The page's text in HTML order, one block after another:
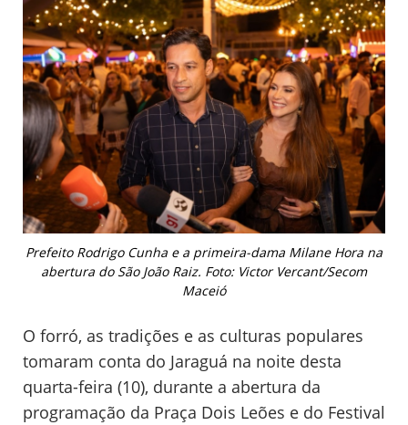
Prefeito Rodrigo Cunha e a primeira-dama Milane Hora na
abertura do São João Raiz. Foto: Victor Vercant/Secom
Maceió
O forró, as tradições e as culturas populares
tomaram conta do Jaraguá na noite desta
quarta-feira (10), durante a abertura da
programação da Praça Dois Leões e do Festival